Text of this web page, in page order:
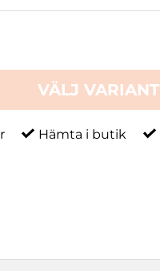
VÄLJ VARIANT
Hämta i butik